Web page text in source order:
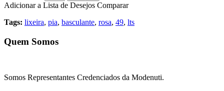
Adicionar a Lista de Desejos Comparar
Tags: lixeira, pia, basculante, rosa, 49, lts
Quem Somos
Somos Representantes Credenciados da Modenuti.